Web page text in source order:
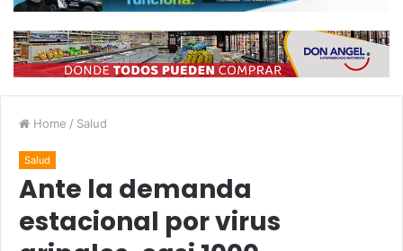
Home / Salud
Salud
Ante la demanda
estacional por virus